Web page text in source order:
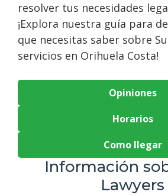
resolver tus necesidades
¡Explora nuestra guía para
que necesitas saber sobre
servicios en Orihuela Costa!
Opiniones
Horarios
Como llegar
Información
Lawyers